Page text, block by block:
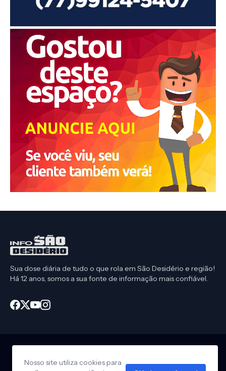
Sua dose diária de tudo o que rola em São Desidério e região!
Há 12 anos, somos a sua fonte de informação mais confiável.
InícioCEP São DesidérioPolítica de Privacidade
Nosso site utiliza cookies para